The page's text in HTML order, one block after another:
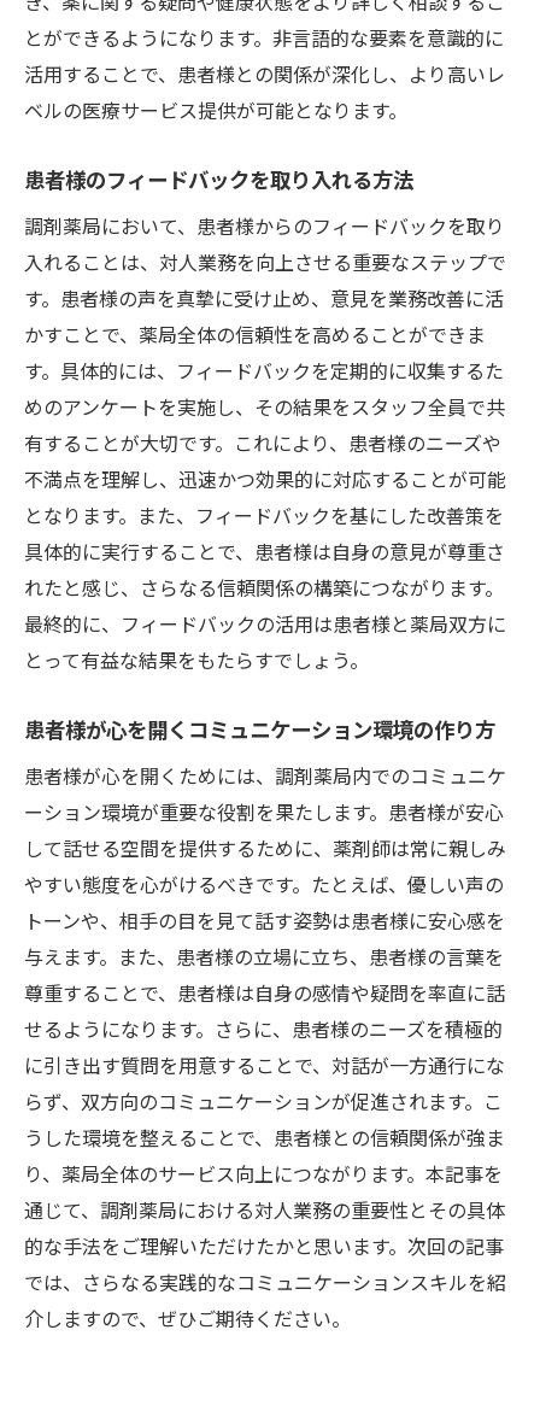
患者満足度を高めるためのヒント
患者様の心を掴む笑顔の力
笑顔が生まれる薬局の雰囲気作り
とができるようになります。非言語的な要素を意識的に
活用することで、患者様との関係が深化し、より高いレ
ベルの医療サービス提供が可能となります。
患者様のフィードバックを取り入れる方法
調剤薬局において、患者様からのフィードバックを取り
入れることは、対人業務を向上させる重要なステップで
す。患者様の声を真摯に受け止め、意見を業務改善に活
かすことで、薬局全体の信頼性を高めることができま
す。具体的には、フィードバックを定期的に収集するた
めのアンケートを実施し、その結果をスタッフ全員で共
有することが大切です。これにより、患者様のニーズや
不満点を理解し、迅速かつ効果的に対応することが可能
となります。また、フィードバックを基にした改善策を
具体的に実行することで、患者様は自身の意見が尊重さ
れたと感じ、さらなる信頼関係の構築につながります。
最終的に、フィードバックの活用は患者様と薬局双方に
とって有益な結果をもたらすでしょう。
患者様が心を開くコミュニケーション環境の作り方
患者様が心を開くためには、調剤薬局内でのコミュニケ
ーション環境が重要な役割を果たします。患者様が安心
して話せる空間を提供するために、薬剤師は常に親しみ
やすい態度を心がけるべきです。たとえば、優しい声の
トーンや、相手の目を見て話す姿勢は患者様に安心感を
与えます。また、患者様の立場に立ち、患者様の言葉を
尊重することで、患者様は自身の感情や疑問を率直に話
せるようになります。さらに、患者様のニーズを積極的
に引き出す質問を用意することで、対話が一方通行にな
らず、双方向のコミュニケーションが促進されます。こ
うした環境を整えることで、患者様との信頼関係が強ま
り、薬局全体のサービス向上につながります。本記事を
通じて、調剤薬局における対人業務の重要性とその具体
的な手法をご理解いただけたかと思います。次回の記事
では、さらなる実践的なコミュニケーションスキルを紹
介しますので、ぜひご期待ください。